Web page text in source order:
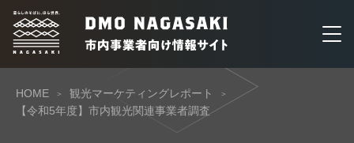
HOME
観光マーケティングレポート
【令和5年度】市内観光関連事業者調査